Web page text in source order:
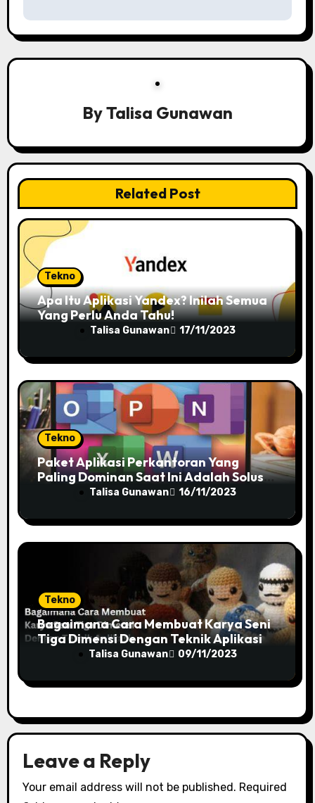
n
a
g
a
t
i
o
n
ByTalisa Gunawan
Related Post
Tekno
Apa Itu Aplikasi Yandex? Inilah Semua
Yang Perlu Anda Tahu!
Talisa Gunawan 17/11/2023
Tekno
Paket Aplikasi Perkantoran Yang
Paling Dominan Saat Ini Adalah Solusi
Tepat Untuk Produktivitas Anda!
Talisa Gunawan 16/11/2023
Tekno
Bagaimana Cara Membuat Karya Seni
Tiga Dimensi Dengan Teknik Aplikasi
Talisa Gunawan 09/11/2023
Leave a Reply
Your email address will not be published. Required